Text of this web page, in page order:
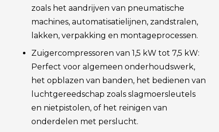
zoals het aandrijven van pneumatische
machines, automatisatielijnen, zandstralen,
lakken, verpakking en montageprocessen.
Zuigercompressoren van 1,5 kW tot 7,5 kW:
Perfect voor algemeen onderhoudswerk,
het opblazen van banden, het bedienen van
luchtgereedschap zoals slagmoersleutels
en nietpistolen, of het reinigen van
onderdelen met perslucht.